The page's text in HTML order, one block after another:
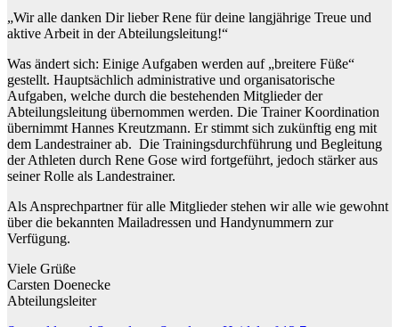
„Wir alle danken Dir lieber Rene für deine langjährige Treue und
aktive Arbeit in der Abteilungsleitung!“
Was ändert sich: Einige Aufgaben werden auf „breitere Füße“
gestellt. Hauptsächlich administrative und organisatorische
Aufgaben, welche durch die bestehenden Mitglieder der
Abteilungsleitung übernommen werden. Die Trainer Koordination
übernimmt Hannes Kreutzmann. Er stimmt sich zukünftig eng mit
dem Landestrainer ab. Die Trainingsdurchführung und Begleitung
der Athleten durch Rene Gose wird fortgeführt, jedoch stärker aus
seiner Rolle als Landestrainer.
Als Ansprechpartner für alle Mitglieder stehen wir alle wie gewohnt
über die bekannten Mailadressen und Handynummern zur
Verfügung.
Viele Grüße
Carsten Doenecke
Abteilungsleiter